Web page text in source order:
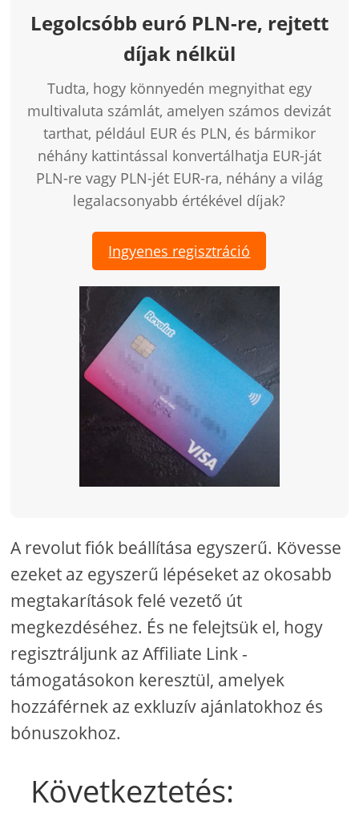
Legolcsóbb euró PLN-re, rejtett
díjak nélkül
Tudta, hogy könnyedén megnyithat egy
multivaluta számlát, amelyen számos devizát
tarthat, például EUR és PLN, és bármikor
néhány kattintással konvertálhatja EUR-ját
PLN-re vagy PLN-jét EUR-ra, néhány a világ
legalacsonyabb értékével díjak?
Ingyenes regisztráció
A revolut fiók beállítása egyszerű. Kövesse
ezeket az egyszerű lépéseket az okosabb
megtakarítások felé vezető út
megkezdéséhez. És ne felejtsük el, hogy
regisztráljunk az Affiliate Link -
támogatásokon keresztül, amelyek
hozzáférnek az exkluzív ajánlatokhoz és
bónuszokhoz.
Következtetés: